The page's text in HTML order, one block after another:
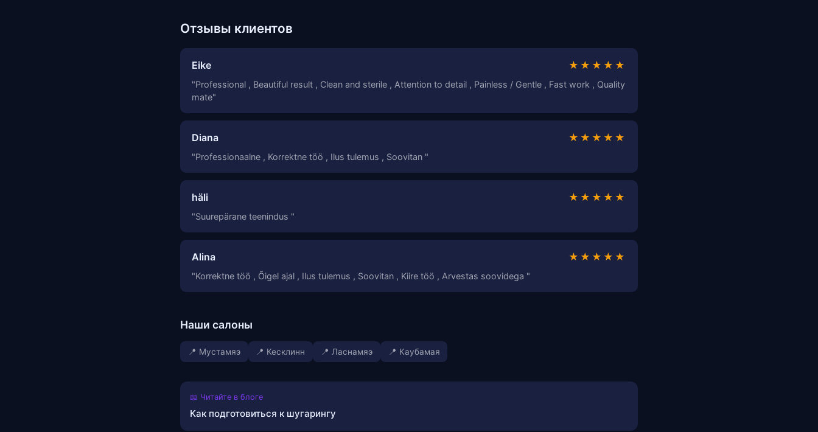
Отзывы клиентов
Eike ★★★★★
"Professional , Beautiful result , Clean and sterile , Attention to detail , Painless / Gentle , Fast work , Quality
mate"
Diana ★★★★★
"Professionaalne , Korrektne töö , Ilus tulemus , Soovitan "
häli ★★★★★
"Suurepärane teenindus "
Alina ★★★★★
"Korrektne töö , Õigel ajal , Ilus tulemus , Soovitan , Kiire töö , Arvestas soovidega "
Наши салоны
📍 Мустамяэ 📍 Кесклинн 📍 Ласнамяэ 📍 Каубамая
📖 Читайте в блоге
Как подготовиться к шугарингу